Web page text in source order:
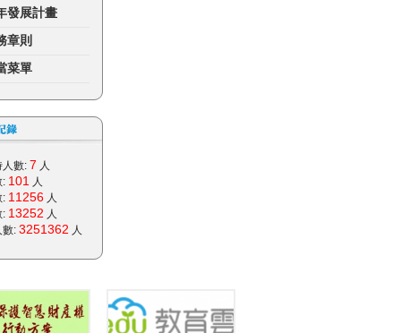
發展計畫
章則
菜單
人數: 7 人
: 101 人
: 11256 人
: 13252 人
數: 3251362 人